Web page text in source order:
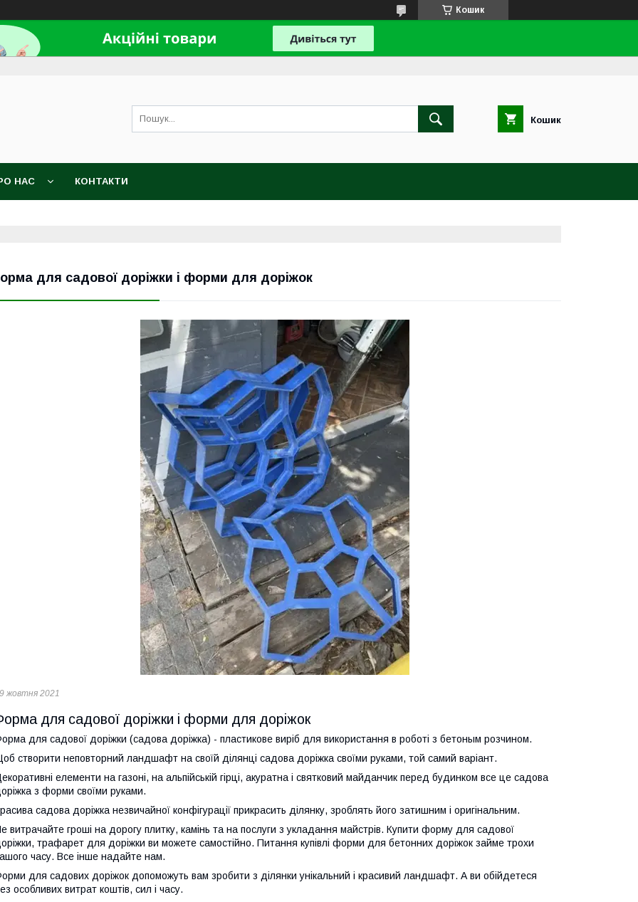
Кошик
Кошик
НАС КОНТАКТИ
для садової доріжки і форми для доріжок
жовтня 2021
для садової доріжки і форми для доріжок
для садової доріжки (садова доріжка) - пластикове виріб для використання в роботі з бетоным розчином.
створити неповторний ландшафт на своїй ділянці садова доріжка своїми руками, той самий варіант.
елементи на газоні, на альпійській гірці, акуратна і святковий майданчик перед будинком все це садова
з форми своїми руками.
садова доріжка незвичайної конфігурації прикрасить ділянку, зроблять його затишним і оригінальним.
витрачайте гроші на дорогу плитку, камінь та на послуги з укладання майстрів. Купити форму для садової
трафарет для доріжки ви можете самостійно. Питання купівлі форми для бетонних доріжок займе трохи
часу. Все інше надайте нам.
для садових доріжок допоможуть вам зробити з ділянки унікальний і красивий ландшафт. А ви обійдетеся
особливих витрат коштів, сил і часу.